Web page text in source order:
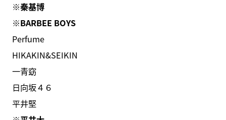
※秦基博
※BARBEE BOYS
Perfume
HIKAKIN&SEIKIN
一青窈
日向坂４６
平井堅